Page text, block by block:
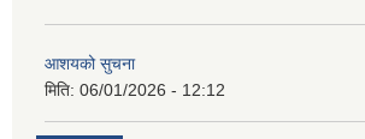
आशयको सुचना
मिति: 06/01/2026 - 12:12